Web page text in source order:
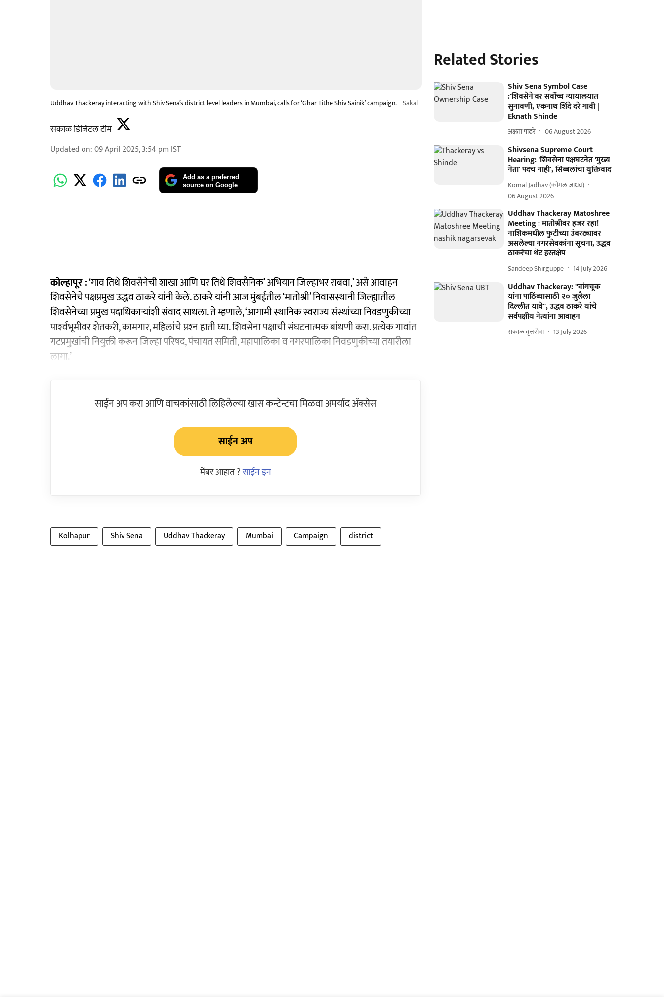
Uddhav Thackeray interacting with Shiv Sena’s district-level leaders in Mumbai, calls for ‘Ghar Tithe Shiv Sainik’ campaign. Sakal
सकाळ डिजिटल टीम
Updated on:09 April 2025, 3:54 pm IST
Add as a preferred
source on Google
कोल्हापूर :‘गाव तिथे शिवसेनेची शाखा आणि घर तिथे शिवसैनिक’ अभियान जिल्हाभर राबवा,’ असे आवाहन
शिवसेनेचे पक्षप्रमुख उद्धव ठाकरे यांनी केले. ठाकरे यांनी आज मुंबईतील ‘मातोश्री’ निवासस्थानी जिल्ह्यातील
शिवसेनेच्या प्रमुख पदाधिकाऱ्यांशी संवाद साधला. ते म्हणाले, ‘आगामी स्थानिक स्वराज्य संस्थांच्या निवडणुकीच्या
पार्श्‍वभूमीवर शेतकरी, कामगार, महिलांचे प्रश्‍न हाती घ्या. शिवसेना पक्षाची संघटनात्मक बांधणी करा. प्रत्येक गावांत
गटप्रमुखांची नियुक्ती करून जिल्हा परिषद, पंचायत समिती, महापालिका व नगरपालिका निवडणुकीच्या तयारीला
लागा.’
साईन अप करा आणि वाचकांसाठी लिहिलेल्या खास कन्टेन्टचा मिळवा अमर्याद ॲक्सेस
साईन अप
मेंबर आहात ?साईन इन
Kolhapur Shiv Sena Uddhav Thackeray Mumbai Campaign district
Related Stories
Shiv Sena Symbol Case
:'शिवसेने'वर सर्वोच्च न्यायालयात
सुनावणी, एकनाथ शिंदे दरे गावी |
Eknath Shinde
अक्षता पांढरे 06 August 2026
Shivsena Supreme Court
Hearing: 'शिवसेना पक्षघटनेत 'मुख्य
नेता' पदच नाही', सिब्बलांचा युक्तिवाद
Komal Jadhav (कोमल जाधव)
06 August 2026
Uddhav Thackeray Matoshree
Meeting : मातोश्रीवर हजर रहा!
नाशिकमधील फुटीच्या उंबरठ्यावर
असलेल्या नगरसेवकांना सूचना, उद्धव
ठाकरेंचा थेट हस्तक्षेप
Sandeep Shirguppe 14 July 2026
Uddhav Thackeray: ''वांगचूक
यांना पाठिंब्यासाठी २० जुलैला
दिल्लीत यावे'', उद्धव ठाकरे यांचे
सर्वपक्षीय नेत्यांना आवाहन
सकाळ वृत्तसेवा 13 July 2026